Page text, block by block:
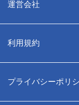
運営会社
利用規約
プライバシーポリ